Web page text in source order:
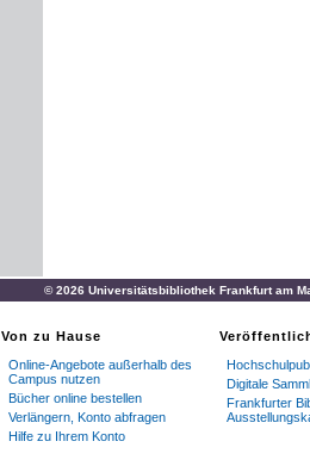
© 2026 Universitätsbibliothek Frankfurt am
Von zu Hause
Online-Angebote außerhalb des
Campus nutzen
Bücher online bestellen
Verlängern, Konto abfragen
Hilfe zu Ihrem Konto
Digitale
Frankfurter